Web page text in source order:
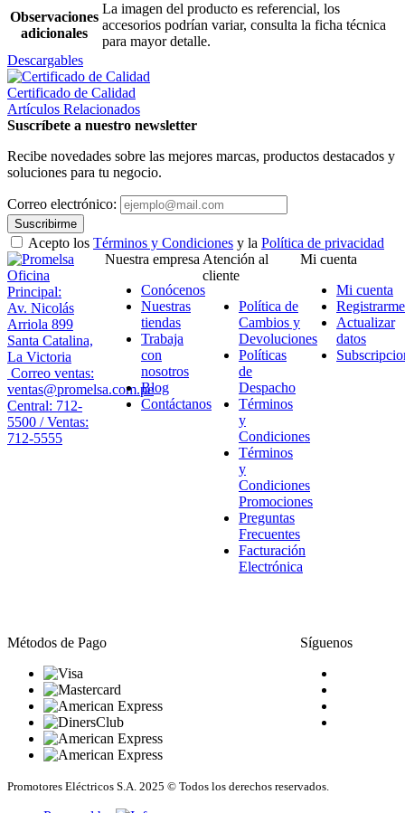
Observaciones
adicionales
La imagen del producto es referencial, los
accesorios podrían variar, consulta la ficha técnica
para mayor detalle.
Descargables
Certificado de Calidad
Artículos Relacionados
Suscríbete a nuestro newsletter
Recibe novedades sobre las mejores marcas, productos destacados y
soluciones para tu negocio.
Correo electrónico:
Suscribirme
Acepto los Términos y Condiciones y la Política de privacidad
Oficina
Principal:
Av. Nicolás
Arriola 899
Santa Catalina,
La Victoria
Correo ventas:
ventas@promelsa.com.pe
Central: 712-
5500 / Ventas:
712-5555
Nuestra empresa
Conócenos
Nuestras
tiendas
Trabaja
con
nosotros
Blog
Contáctanos
Atención al
cliente
Política de
Cambios y
Devoluciones
Políticas
de
Despacho
Términos
y
Condiciones
Términos
y
Condiciones
Promociones
Preguntas
Frecuentes
Facturación
Electrónica
Mi cuenta
Mi cuenta
Registrarme
Actualizar
datos
Métodos de Pago Síguenos
Promotores Eléctricos S.A. 2025 © Todos los derechos reservados.